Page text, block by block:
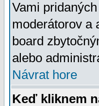
Vami
moderátorov a
board
alebo
Návrat hore
Keď kliknem